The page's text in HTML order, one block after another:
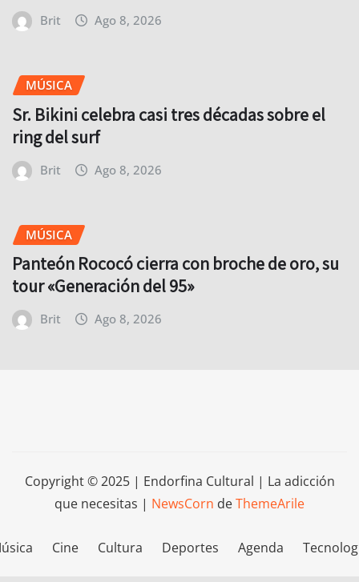
Brit Ago 8, 2026
MÚSICA
Sr. Bikini celebra casi tres décadas sobre el
ring del surf
Brit Ago 8, 2026
MÚSICA
Panteón Rococó cierra con broche de oro, su
tour «Generación del 95»
Brit Ago 8, 2026
Copyright © 2025 | Endorfina Cultural | La adicción
que necesitas | NewsCorn deThemeArile
Cine Cultura Deportes Agenda